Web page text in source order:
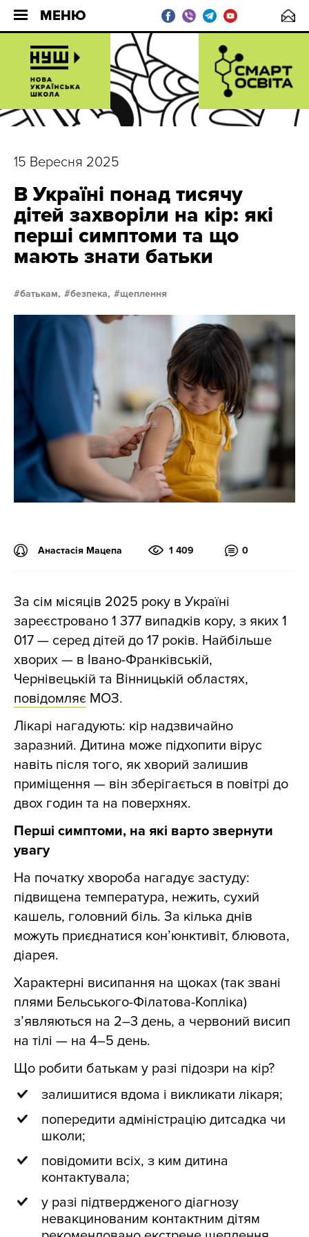
МЕНЮ
15 Вересня 2025
В Україні понад тисячу
дітей захворіли на кір: які
перші симптоми та що
мають знати батьки
батькам, безпека, щеплення
Анастасія Мацепа 1 409 0
За сім місяців 2025 року в Україні
зареєстровано 1 377 випадків кору, з яких 1
017 — серед дітей до 17 років. Найбільше
хворих — в Івано-Франківській,
Чернівецькій та Вінницькій областях,
повідомляє МОЗ.
Лікарі нагадують: кір надзвичайно
заразний. Дитина може підхопити вірус
навіть після того, як хворий залишив
приміщення — він зберігається в повітрі до
двох годин та на поверхнях.
Перші симптоми, на які варто звернути
увагу
На початку хвороба нагадує застуду:
підвищена температура, нежить, сухий
кашель, головний біль. За кілька днів
можуть приєднатися кон’юнктивіт, блювота,
діарея.
Характерні висипання на щоках (так звані
плями Бельського-Філатова-Копліка)
з’являються на 2–3 день, а червоний висип
на тілі — на 4–5 день.
Що робити батькам у разі підозри на кір?
залишитися вдома і викликати лікаря;
попередити адміністрацію дитсадка чи
школи;
повідомити всіх, з ким дитина
контактувала;
у разі підтвердженого діагнозу
невакцинованим контактним дітям